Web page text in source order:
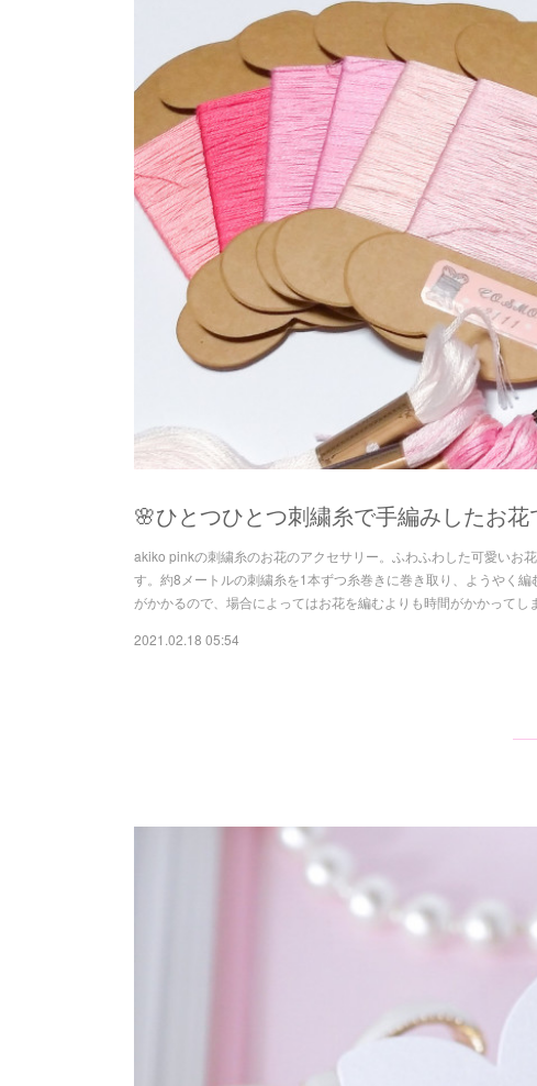
🌸ひとつひとつ刺繍糸で手編みしたお花
akiko pinkの刺繍糸のお花のアクセサリー。ふわふわした可愛いお
す。約8メートルの刺繍糸を1本ずつ糸巻きに巻き取り、ようやく
がかかるので、場合によってはお花を編むよりも時間がかかって
2021.02.18 05:54